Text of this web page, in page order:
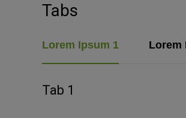
Tabs
Lorem Ipsum 1 Lorem
Tab 1